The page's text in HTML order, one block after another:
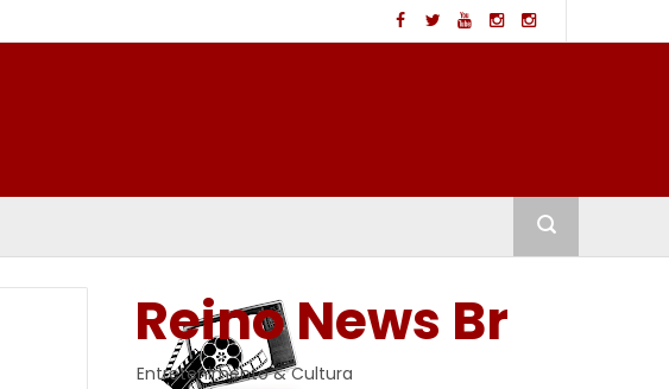
Reino News Br
Entretenimento & Cultura